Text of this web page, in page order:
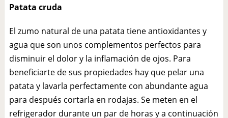
Patata cruda
El zumo natural de una patata tiene antioxidantes y
agua que son unos complementos perfectos para
disminuir el dolor y la inflamación de ojos. Para
beneficiarte de sus propiedades hay que pelar una
patata y lavarla perfectamente con abundante agua
para después cortarla en rodajas. Se meten en el
refrigerador durante un par de horas y a continuación